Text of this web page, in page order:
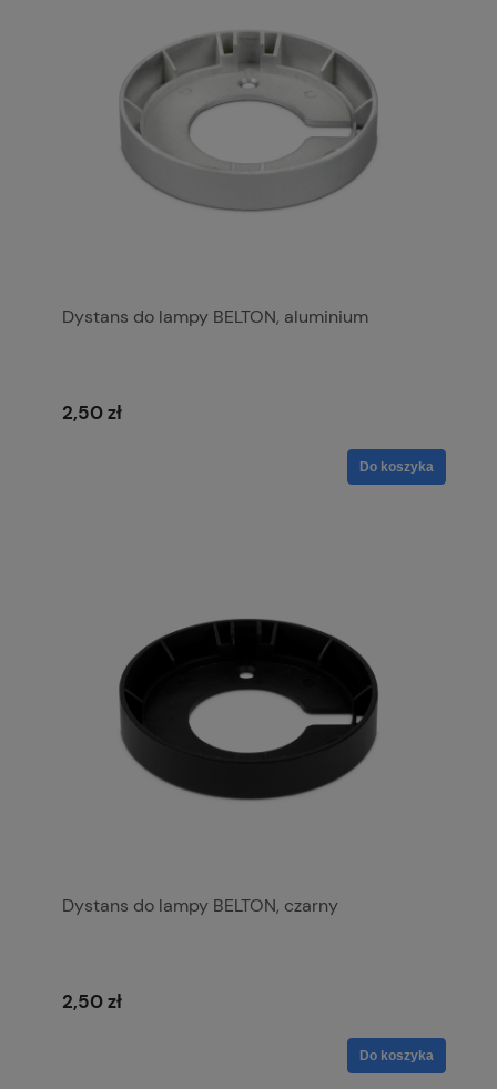
Dystans do lampy BELTON, aluminium
2,50 zł
Do koszyka
Dystans do lampy BELTON, czarny
2,50 zł
Do koszyka